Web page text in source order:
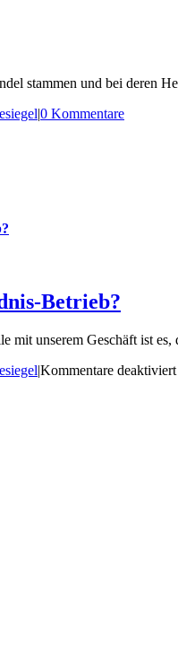
stammen und bei deren
|0 Kommentare
Betrieb?
mit unserem Geschäft ist
|Kommentare deaktiviert